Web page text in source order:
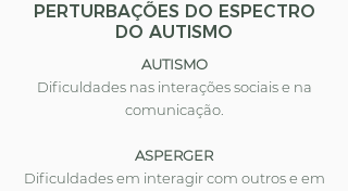
PERTURBAÇÕES DO ESPECTRO
DO AUTISMO
AUTISMO
Dificuldades nas interações sociais e na
comunicação.
ASPERGER
Dificuldades em interagir com outros e em